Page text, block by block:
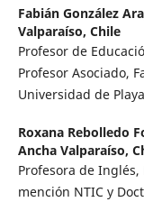
Fabián González
Valparaíso, Chile
Profesor de
Profesor Asociado,
Universidad de
Roxana Rebolledo
Ancha Valparaíso,
Profesora de
mención NTIC y